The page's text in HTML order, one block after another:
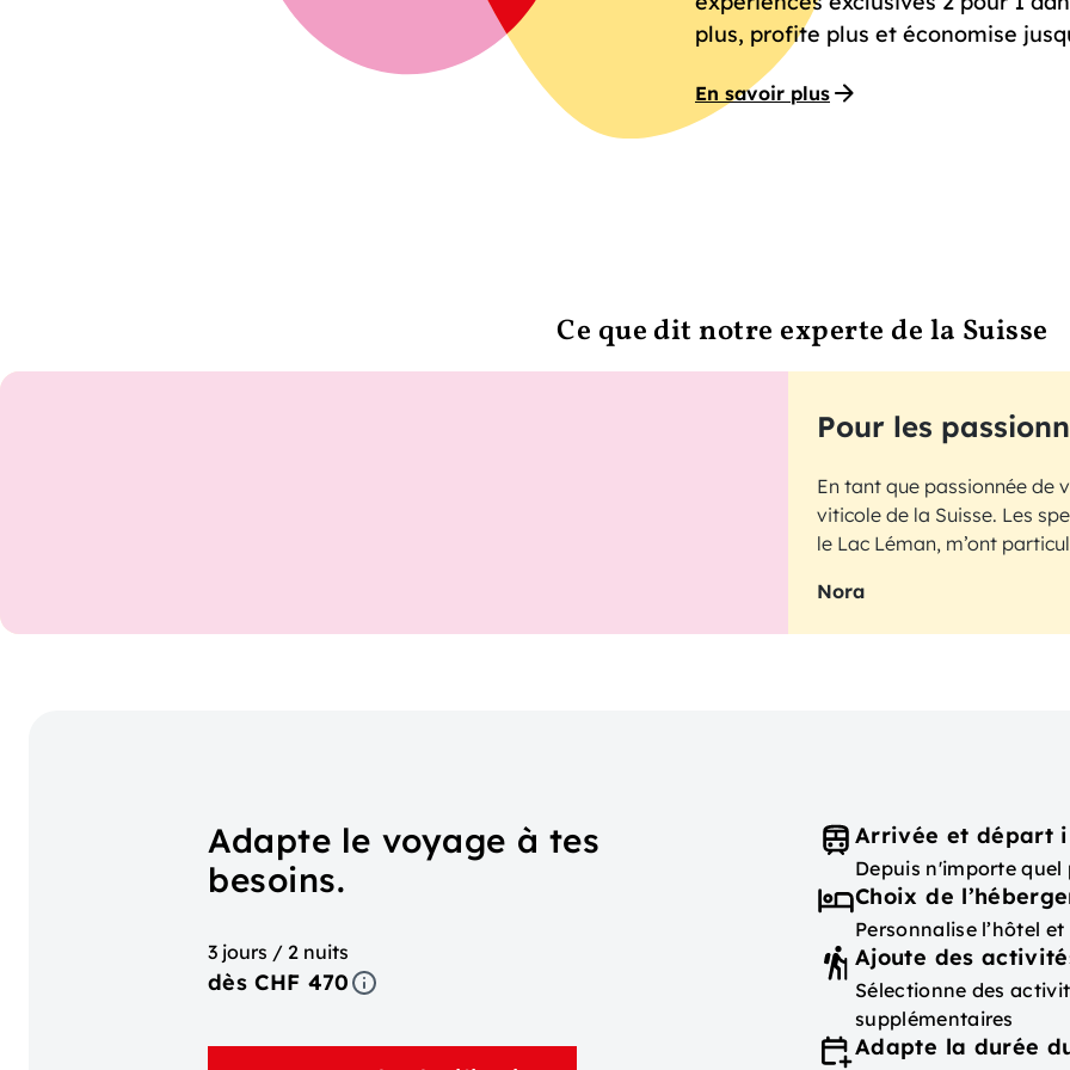
plus, profite plus et économise
En savoir plus
Ce que dit notre experte de la Suisse
Pour les
En tant que passionnée de
viticole de la Suisse. Les
le Lac Léman, m’ont
Nora
Adapte le voyage à tes
besoins.
3 jours / 2 nuits
dès CHF 470
Arrivée et départ
Depuis n'importe
Choix de
Personnalise l’hôtel
Ajoute des
Sélectionne des
supplémentaires
Adapte la durée